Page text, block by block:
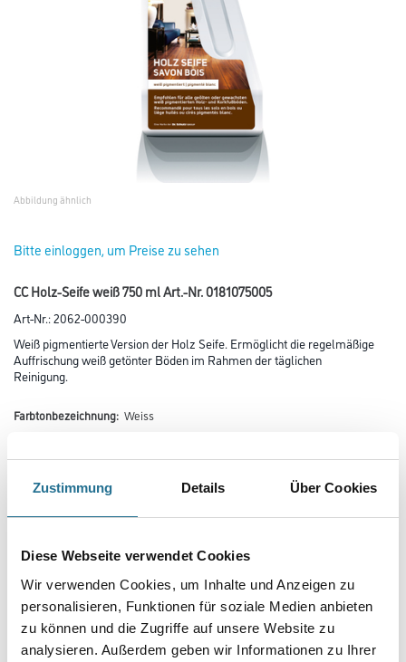
Zustimmung Details Über Cookies
Diese Webseite verwendet Cookies
Wir verwenden Cookies, um Inhalte und Anzeigen zu
personalisieren, Funktionen für soziale Medien anbieten
zu können und die Zugriffe auf unsere Website zu
analysieren. Außerdem geben wir Informationen zu Ihrer
Abbildung ähnlich
Bitte einloggen, um Preise zu sehen
CC Holz-Seife weiß 750 ml Art.-Nr. 0181075005
Art-Nr.:2062-000390
Weiß pigmentierte Version der Holz Seife. Ermöglicht die regelmäßige
Auffrischung weiß getönter Böden im Rahmen der täglichen
Reinigung.
Farbtonbezeichnung: Weiss